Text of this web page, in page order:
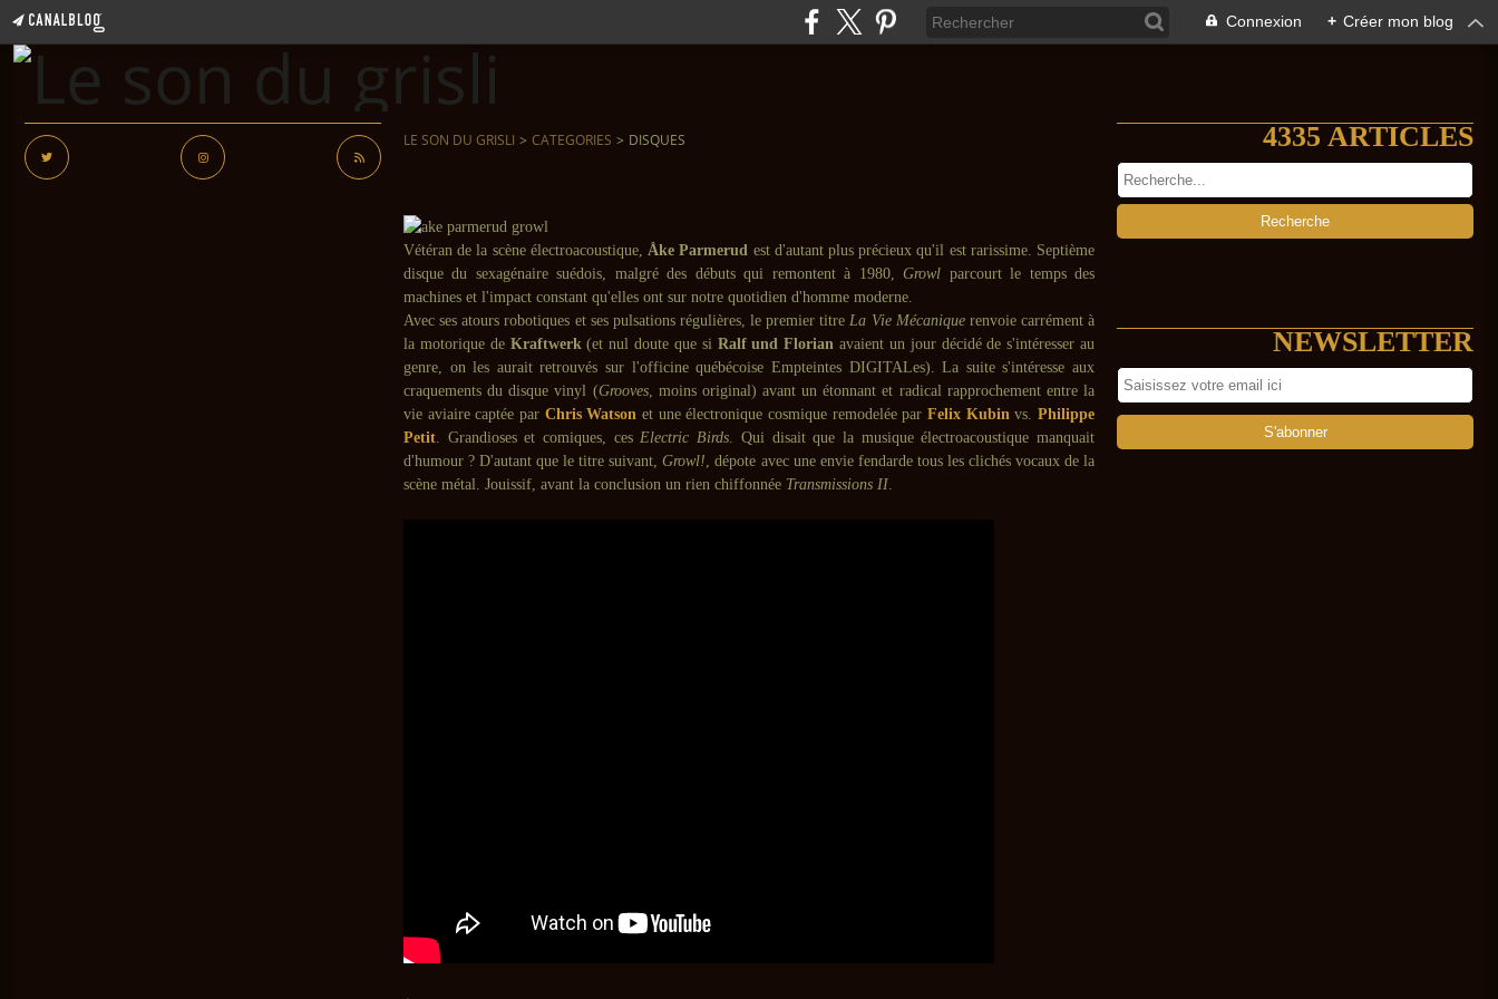
Connexion + Créer mon blog
LE SON DU GRISLI > CATEGORIES > DISQUES
Vétéran de la scène électroacoustique,Åke Parmerud est d'autant plus précieux qu'il est rarissime. Septième
disque du sexagénaire suédois, malgré des débuts qui remontent à 1980,Growl parcourt le temps des
machines et l'impact constant qu'elles ont sur notre quotidien d'homme moderne.
Avec ses atours robotiques et ses pulsations régulières, le premier titreLa Vie Mécaniquerenvoie carrément à
la motorique de Kraftwerk(et nul doute que si Ralf und Florian avaient un jour décidé de s'intéresser au
genre, on les aurait retrouvés sur l'officine québécoise Empteintes DIGITALes). La suite s'intéresse aux
craquements du disque vinyl (Grooves, moins original) avant un étonnant et radical rapprochement entre la
vie aviaire captée par Chris Watson et une électronique cosmique remodelée parFelix Kubin vs. Philippe
Petit. Grandioses et comiques, cesElectric Birds. Qui disait que la musique électroacoustique manquait
d'humour ? D'autant que le titre suivant,Growl!, dépote avec une envie fendarde tous les clichés vocaux de la
scène métal. Jouissif, avant la conclusion un rien chiffonnée Transmissions II.
4335 ARTICLES
NEWSLETTER